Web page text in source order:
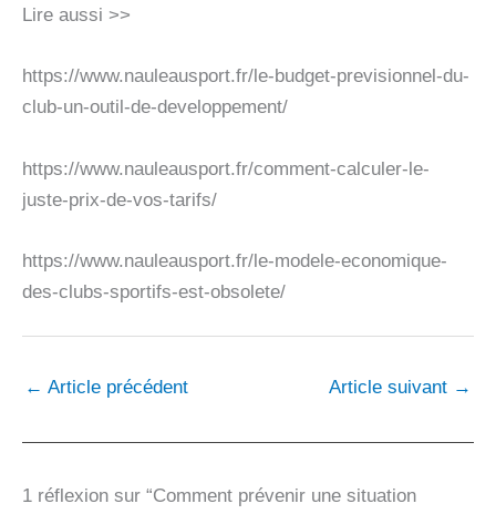
Lire aussi >>
https://www.nauleausport.fr/le-budget-previsionnel-du-
club-un-outil-de-developpement/
https://www.nauleausport.fr/comment-calculer-le-
juste-prix-de-vos-tarifs/
https://www.nauleausport.fr/le-modele-economique-
des-clubs-sportifs-est-obsolete/
← Article précédent Article suivant →
1 réflexion sur “Comment prévenir une situation